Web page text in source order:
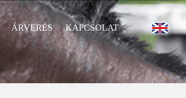
ÁRVERÉS KAPCSOLAT